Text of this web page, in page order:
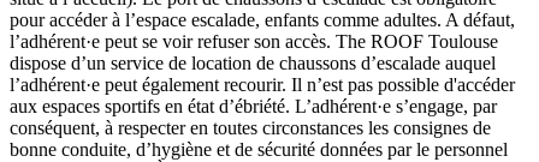
pour accéder à l’espace escalade, enfants comme adultes. A défaut,
l’adhérent·e peut se voir refuser son accès. The ROOF Toulouse
dispose d’un service de location de chaussons d’escalade auquel
l’adhérent·e peut également recourir. Il n’est pas possible d'accéder
aux espaces sportifs en état d’ébriété. L’adhérent·e s’engage, par
conséquent, à respecter en toutes circonstances les consignes de
bonne conduite, d’hygiène et de sécurité données par le personnel